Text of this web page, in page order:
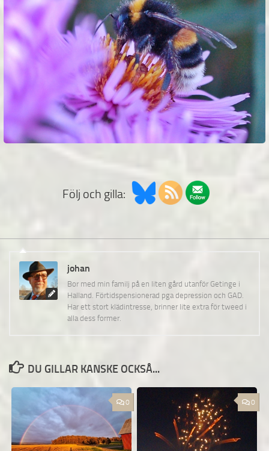
Följ och gilla:
johan
Bor med min familj på en liten gård utanför Getinge i
Halland. Förtidspensionerad pga depression och GAD.
Har ett stort klädintresse, brinner lite extra för tweed i
alla dess former.
DU GILLAR KANSKE OCKSÅ...
0 0